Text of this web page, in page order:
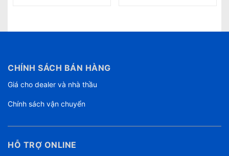
CHÍNH SÁCH BÁN HÀNG
Giá cho dealer và nhà thầu
Chính sách vận chuyển
HỖ TRỢ ONLINE